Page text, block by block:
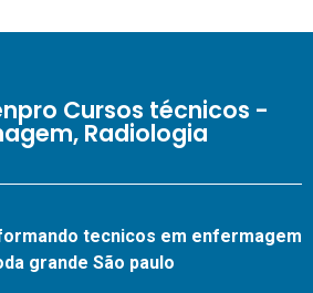
Cursos técnicos -
Radiologia
tecnicos em enfermagem
grande São paulo